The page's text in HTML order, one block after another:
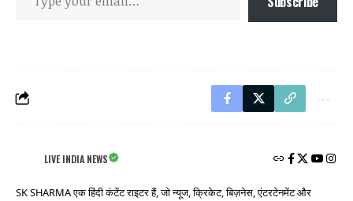
LIVE INDIA NEWS
SK SHARMA एक हिंदी कंटेंट राइटर हैं, जो न्यूज, क्रिकेट, बिज़नेस, एंटरटेनमेंट और